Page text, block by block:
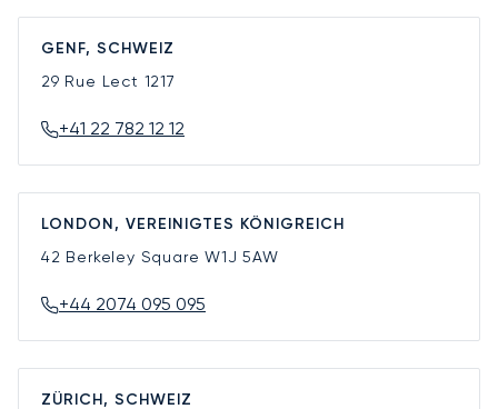
GENF, SCHWEIZ
29 Rue Lect 1217
+41 22 782 12 12
LONDON, VEREINIGTES KÖNIGREICH
42 Berkeley SquareW1J 5AW
+44 2074 095 095
ZÜRICH, SCHWEIZ